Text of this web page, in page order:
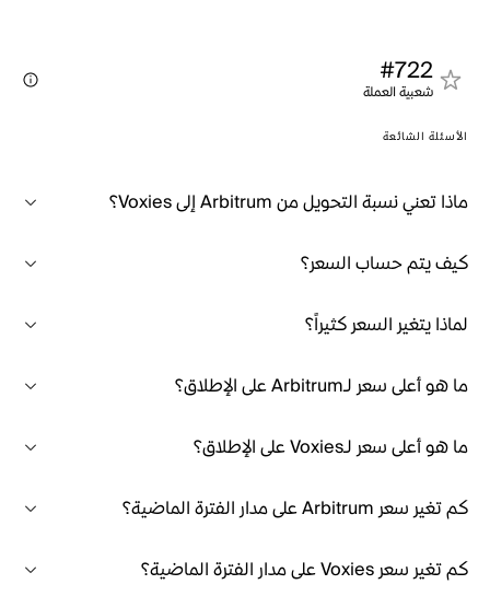
#722
شعبية العملة
الأسئلة الشائعة
ماذا تعني نسبة التحويل من Arbitrum إلى Voxies؟
كيف يتم حساب السعر؟
لماذا يتغير السعر كثيراً؟
ما هو أعلى سعر لـArbitrum على الإطلاق؟
ما هو أعلى سعر لـVoxies على الإطلاق؟
كم تغير سعر Arbitrum على مدار الفترة الماضية؟
كم تغير سعر Voxies على مدار الفترة الماضية؟